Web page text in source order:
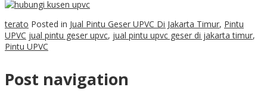
terato Posted in Jual Pintu Geser UPVC Di Jakarta Timur, Pintu
UPVC jual pintu geser upvc, jual pintu upvc geser di jakarta timur,
Pintu UPVC
Post navigation